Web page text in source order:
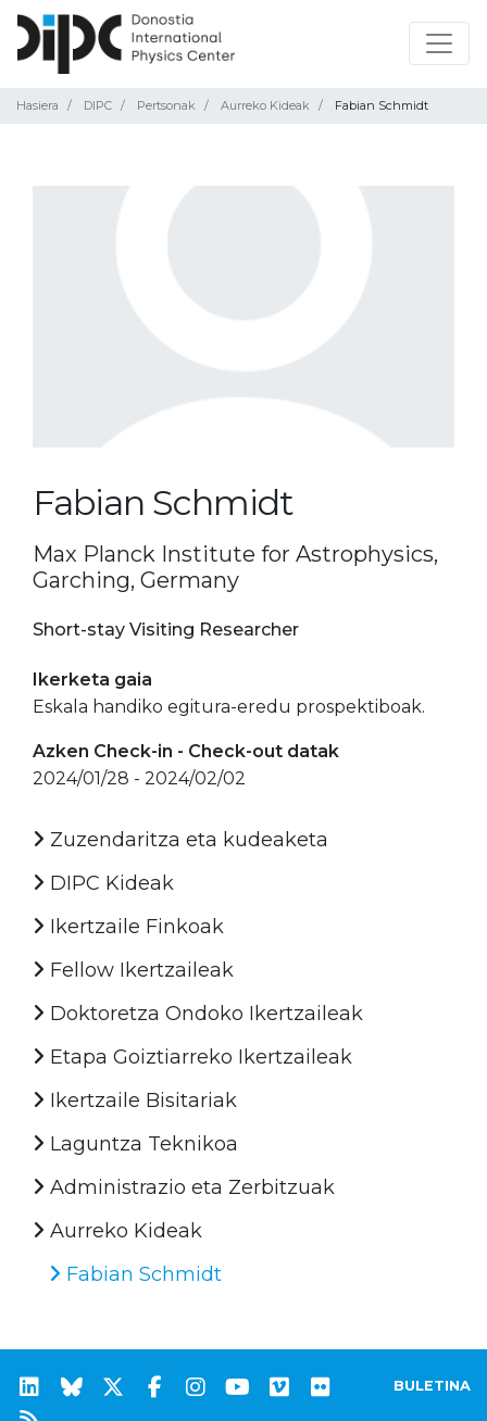
Hasiera DIPC Pertsonak Aurreko Kideak Fabian Schmidt
Fabian Schmidt
Max Planck Institute for Astrophysics,
Garching, Germany
Short-stay Visiting Researcher
Ikerketa gaia
Eskala handiko egitura-eredu prospektiboak.
Azken Check-in - Check-out datak
2024/01/28 - 2024/02/02
Zuzendaritza eta kudeaketa
DIPC Kideak
Ikertzaile Finkoak
Fellow Ikertzaileak
Doktoretza Ondoko Ikertzaileak
Etapa Goiztiarreko Ikertzaileak
Ikertzaile Bisitariak
Laguntza Teknikoa
Administrazio eta Zerbitzuak
Aurreko Kideak
Fabian Schmidt
BULETINA